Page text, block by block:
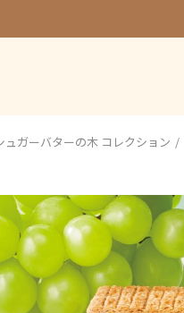
ュガーバターの木 コレクション